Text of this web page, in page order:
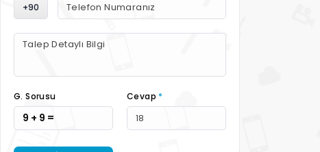
+90
G. Sorusu
9 + 9 =
Cevap *